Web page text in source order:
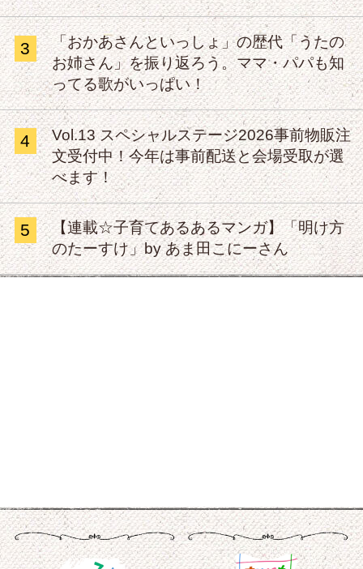
3
「おかあさんといっしょ」の歴代「うたの
お姉さん」を振り返ろう。ママ・パパも知
ってる歌がいっぱい！
4
Vol.13 スペシャルステージ2026事前物販注
文受付中！今年は事前配送と会場受取が選
べます！
5
【連載☆子育てあるあるマンガ】「明け方
のたーすけ」by あま田こにーさん